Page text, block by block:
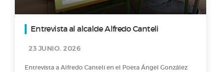
Entrevista al alcalde Alfredo Canteli
23 JUNIO. 2026
Entrevista a Alfredo Canteli en el Poeta Ángel González